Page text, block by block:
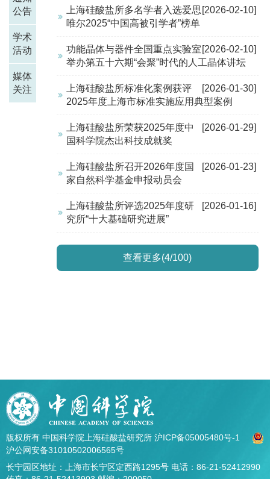
公告
学术
活动
媒体
关注
[2026-02-10]
上海硅酸盐所多名学者入选爱思
唯尔2025“中国高被引学者”榜单
[2026-02-10]
功能晶体与器件全国重点实验室
举办第五十六期“会聚”时代的人工晶体讲坛
[2026-01-30]
上海硅酸盐所标准化案例获评
2025年度上海市标准实施应用典型案例
[2026-01-29]
上海硅酸盐所荣获2025年度中
国科学院杰出科技成就奖
[2026-01-23]
上海硅酸盐所召开2026年度国
家自然科学基金申报动员会
[2026-01-16]
上海硅酸盐所评选2025年度研
究所“十大基础研究进展”
查看更多(4/100)
版权所有 中国科学院上海硅酸盐研究所 沪ICP备05005480号-1
沪公网安备31010502006565号
长宁园区地址：上海市长宁区定西路1295号 电话：86-21-52412990